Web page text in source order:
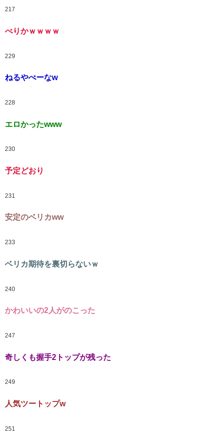
217
べりかｗｗｗｗ
229
ねるやべーなw
228
エロかったwww
230
予定どおり
231
安定のベリカww
233
ベリカ期待を裏切らないｗ
240
かわいいの2人がのこった
247
奇しくも握手2トップが残った
249
人気ツートップw
251